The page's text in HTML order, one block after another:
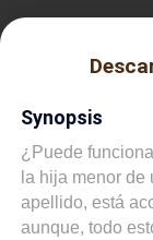
Synopsis
¿Puede
la hija menor
apellido, está
aunque, todo